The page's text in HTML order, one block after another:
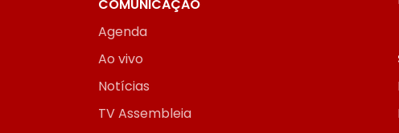
COMUNICAÇÃO
Agenda
Ao vivo
Notícias
TV Assembleia